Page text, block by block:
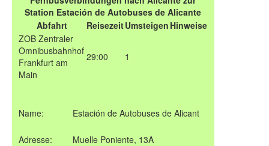
Station Estación de Autobuses de Alicante
Abfahrt
ReisezeitUmsteigen Hinweise
ZOB Zentraler
Omnibusbahnhof
Frankfurt am
Main
29:00 1
Name: Estación de Autobuses de Alicant
Adresse:
Muelle Poniente, 13A